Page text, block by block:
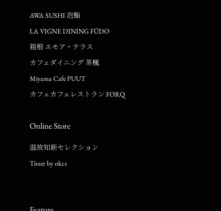
AWA SUSHI 泡鮨
LA VIGNE DINING FÛDO
箱根 エモア・テラス
カフェダイニング 茶楓
Miyama Cafe PUUT
カフェカフェレストラン FORQ
Online Store
温故知新セレクション
Tisser by okcs